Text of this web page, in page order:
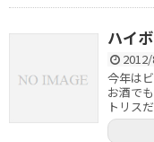
ハイ
今年は
お酒で
トリス